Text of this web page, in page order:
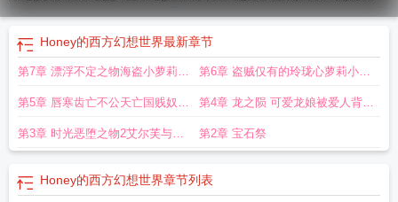
能名称西西的幻想世界西方幻想题材西方幻想元素西方幻想漫画西方幻想是
Honey的西方幻想世界最新章节
第7章 漂浮不定之物海盗小萝莉被
做成酒桶被不断玩弄的故事
第6章 盗贼仅有的玲珑心萝莉小盗
贼任务失败被调教成离不开精液的
母狗的故事
第5章 唇寒齿亡不公天亡国贱奴至
微至陋的公主被强盗和奴隶商人肆
第4章 龙之陨 可爱龙娘被爱人背叛
从而被强奸濒死的故事
第3章 时光恶堕之物2艾尔芙与正 第2章 宝石祭
Honey的西方幻想世界章节列表